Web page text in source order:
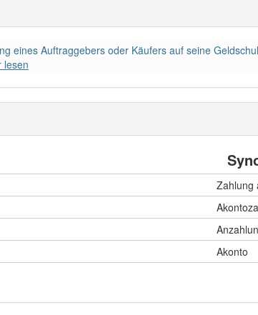
: 1
Artikel korrekt erraten.
eines Auftraggebers oder Käufers auf seine
lesen
Zahlung
Akonto